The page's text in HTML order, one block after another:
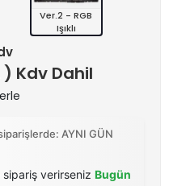
Ver.2 - RGB
Işıklı
) Kdv Dahil
AYNI GÜN
verirseniz Bugün